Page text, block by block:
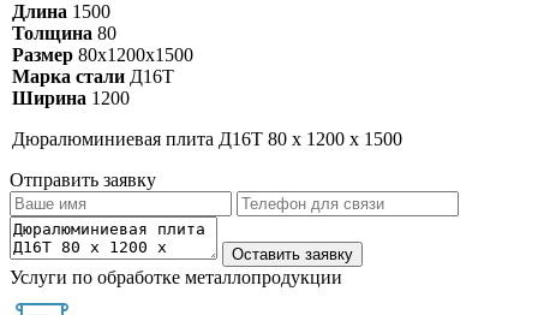
Длина 1500
Толщина 80
Размер 80х1200х1500
Марка стали Д16Т
Ширина 1200
Дюралюминиевая плита Д16Т 80 х 1200 х 1500
Отправить заявку
Услуги по обработке металлопродукции